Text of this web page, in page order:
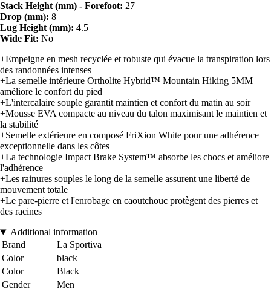
Stack Height (mm) - Forefoot: 27
Drop (mm): 8
Lug Height (mm): 4.5
Wide Fit: No
+Empeigne en mesh recyclée et robuste qui évacue la transpiration lors
des randonnées intenses
+La semelle intérieure Ortholite Hybrid™ Mountain Hiking 5MM
améliore le confort du pied
+L'intercalaire souple garantit maintien et confort du matin au soir
+Mousse EVA compacte au niveau du talon maximisant le maintien et
la stabilité
+Semelle extérieure en composé FriXion White pour une adhérence
exceptionnelle dans les côtes
+La technologie Impact Brake System™ absorbe les chocs et améliore
l'adhérence
+Les rainures souples le long de la semelle assurent une liberté de
mouvement totale
+Le pare-pierre et l'enrobage en caoutchouc protègent des pierres et
des racines
Additional information
Brand
La Sportiva
Color
black
Color
Black
Gender
Men